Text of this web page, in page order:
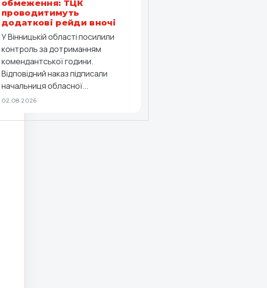
обмеження: ТЦК
проводитимуть
додаткові рейди вночі
У Вінницькій області посилили
контроль за дотриманням
комендантської години.
Відповідний наказ підписали
начальниця обласної...
02.08.2026